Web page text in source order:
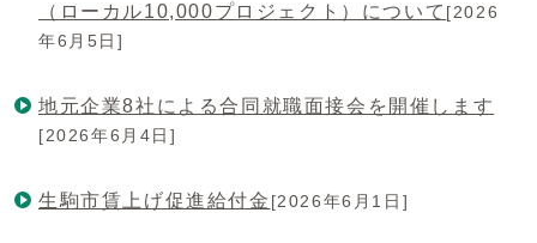
（ローカル10,000プロジェクト）について [2026
年6月5日]
地元企業8社による合同就職面接会を開催します
[2026年6月4日]
生駒市賃上げ促進給付金 [2026年6月1日]